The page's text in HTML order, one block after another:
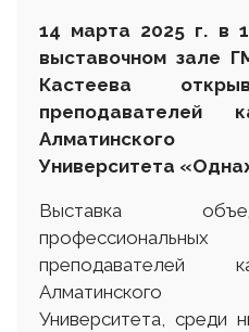
14 марта 2025 г. в
выставочном зале
Кастеева
преподавателей
Алматинского
Университета
Выставка
преподавателей
Алматинского
Университета, среди